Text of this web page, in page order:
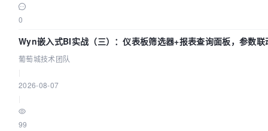
0
Wyn嵌入式BI实战（三）：仪表板筛选器+报表查询面板，参数联
葡萄城技术团队
2026-08-07
99